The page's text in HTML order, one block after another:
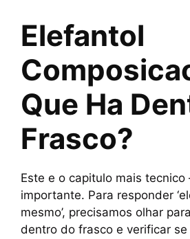
Elefantol
Que Ha
Frasco?
Este e o capitulo mais
importante. Para responder
mesmo’, precisamos olhar
dentro do frasco e verificar se